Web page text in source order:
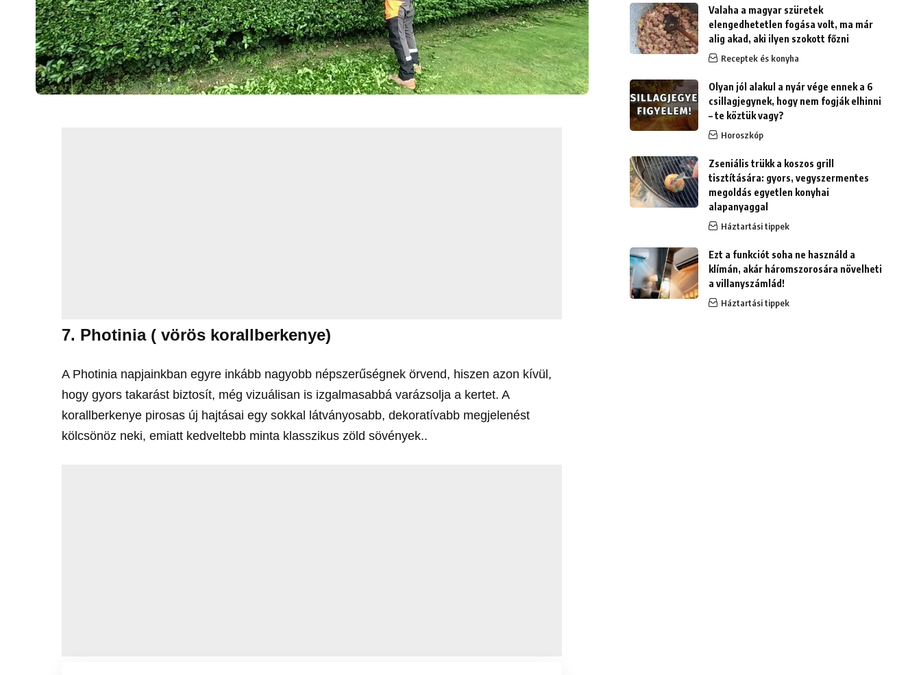
7. Photinia ( vörös korallberkenye)
A Photinia napjainkban egyre inkább nagyobb népszerűségnek örvend, hiszen azon kívül,
hogy gyors takarást biztosít, még vizuálisan is izgalmasabbá varázsolja a kertet. A
korallberkenye pirosas új hajtásai egy sokkal látványosabb, dekoratívabb megjelenést
kölcsönöz neki, emiatt kedveltebb minta klasszikus zöld sövények..
Valaha a magyar szüretek
elengedhetetlen fogása volt, ma már
alig akad, aki ilyen szokott főzni
Receptek és konyha
Olyan jól alakul a nyár vége ennek a 6
csillagjegynek, hogy nem fogják elhinni
– te köztük vagy?
Horoszkóp
Zseniális trükk a koszos grill
tisztítására: gyors, vegyszermentes
megoldás egyetlen konyhai
alapanyaggal
Háztartási tippek
Ezt a funkciót soha ne használd a
klímán, akár háromszorosára növelheti
a villanyszámlád!
Háztartási tippek